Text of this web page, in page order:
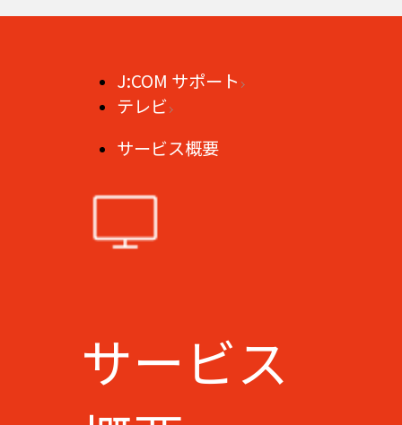
J:COM サポート
テレビ
サービス概要
サービス